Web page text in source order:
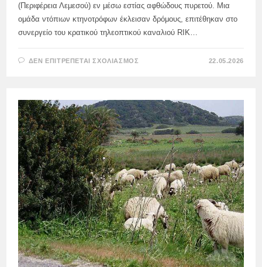
(Περιφέρεια Λεμεσού) εν μέσω εστίας αφθώδους πυρετού. Μια
ομάδα ντόπιων κτηνοτρόφων έκλεισαν δρόμους, επιτέθηκαν στο
συνεργείο του κρατικού τηλεοπτικού καναλιού RIK…
ΔΕΝ ΕΠΙΤΡΈΠΕΤΑΙ ΣΧΟΛΙΑΣΜΌΣ
ΣΕ
ΣΥΝΕΡΓΕΊΟ
ΤΑΙΝΙΏΝ
ΚΑΙ
ΚΤΗΝΙΆΤΡΟΥΣ
ΤΗΣ
RIK
ΓΙΑ
ΑΦΘΏΔΗ
ΠΥΡΕΤΌ
22.05.2026